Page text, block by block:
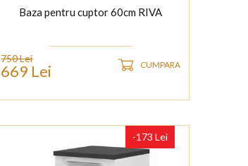
Baza pentru cuptor 60cm RIVA
750 Lei
669 Lei CUMPARA
-173 Lei